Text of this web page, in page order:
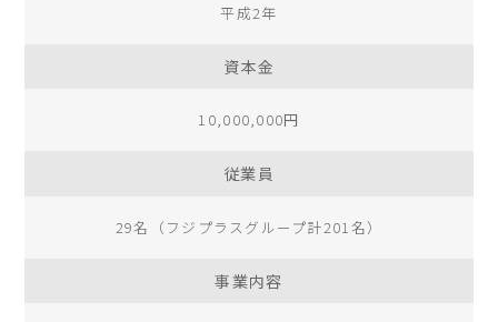
平成2年
資本金
10,000,000円
従業員
29名（フジプラスグループ計201名）
事業内容